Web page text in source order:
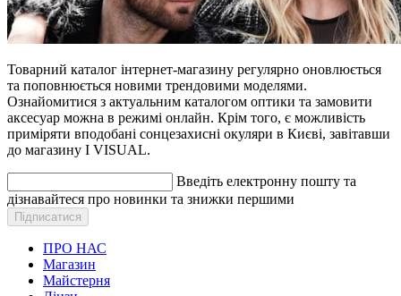
Товарний каталог інтернет-магазину регулярно оновлюється
та поповнюється новими трендовими моделями.
Ознайомитися з актуальним каталогом оптики та замовити
аксесуар можна в режимі онлайн. Крім того, є можливість
приміряти вподобані сонцезахисні окуляри в Києві, завітавши
до магазину I VISUAL.
Введіть електронну пошту та
дізнавайтеся про новинки та знижки першими
ПРО НАС
Магазин
Майстерня